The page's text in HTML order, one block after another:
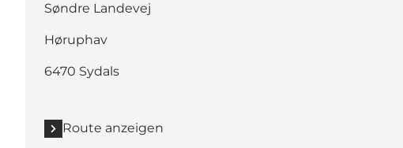
Søndre Landevej
Høruphav
6470 Sydals
Route anzeigen